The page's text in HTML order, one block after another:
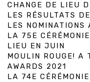
CHANGE DE LIEU
LES RÉSULTATS
LES NOMINATIONS
LA 75E
LIEU EN JUIN
MOULIN ROUGE! A
AWARDS 2021
LA 74E